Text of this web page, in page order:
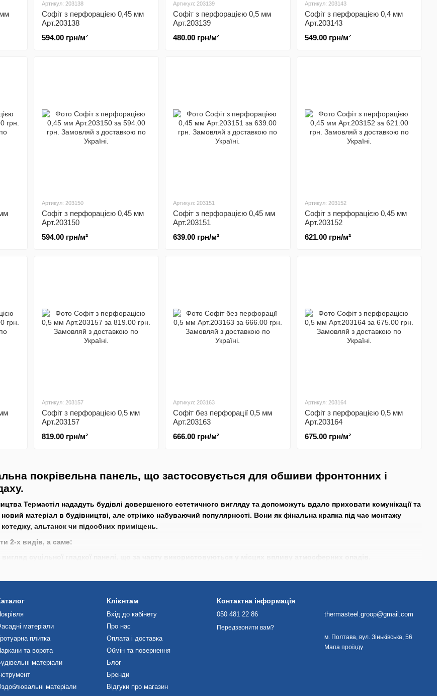
покрівельна панель, що застосовується для обшиви фронтонних і
Термастіл нададуть будівлі довершеного естетичного вигляду та допоможуть вдало приховати комунікації та
матеріал в будівництві, але стрімко набуваючий популярності. Вони як фінальна крапка під час монтажу
альтанок чи підсобних приміщень.
2-х видів, а саме:
Термастіл:
установки самостійно, без залучення будівельної бригади);
вигляд покрівлі і будівлі в цілому;
покрівлі;
впливу;
Артикул: 203138
Софіт з перфорацією 0,45 мм
Арт.203138
594.00 грн/м²
Артикул: 203139
Софіт з перфорацією 0,5 мм
Арт.203139
480.00 грн/м²
Артикул: 203143
Софіт з перфорацією 0,4 мм
Арт.203143
549.00 грн/м²
Артикул: 203150
Софіт з перфорацією 0,45 мм
Арт.203150
594.00 грн/м²
Артикул: 203151
Софіт з перфорацією 0,45 мм
Арт.203151
639.00 грн/м²
Артикул: 203152
Софіт з перфорацією 0,45 мм
Арт.203152
621.00 грн/м²
Артикул: 203157
Софіт з перфорацією 0,5 мм
Арт.203157
819.00 грн/м²
Артикул: 203163
Софіт без перфорації 0,5 мм
Арт.203163
666.00 грн/м²
Артикул: 203164
Софіт з перфорацією 0,5 мм
Арт.203164
675.00 грн/м²
матеріали
плитка
та ворота
матеріали
матеріали
Клієнтам
Вхід до кабінету
Про нас
Оплата і доставка
Обмін та повернення
Блог
Бренди
Відгуки про магазин
Контактна інформація
050 481 22 86
Передзвонити вам?
thermasteel.groop@gmail.com
м. Полтава, вул. Зіньківська, 56
Мапа проїзду